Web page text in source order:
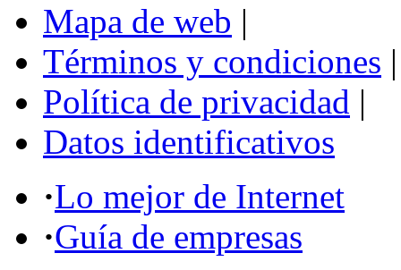
Mapa de web |
Términos y condiciones |
Política de privacidad |
Datos identificativos
·Lo mejor de Internet
·Guía de empresas